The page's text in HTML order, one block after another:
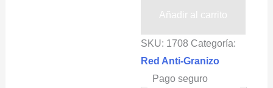
Autos
6.4x10m
Color
Verde
Añadir al carrito
SKU: 1708 Categoría:
Red Anti-Granizo
Pago seguro